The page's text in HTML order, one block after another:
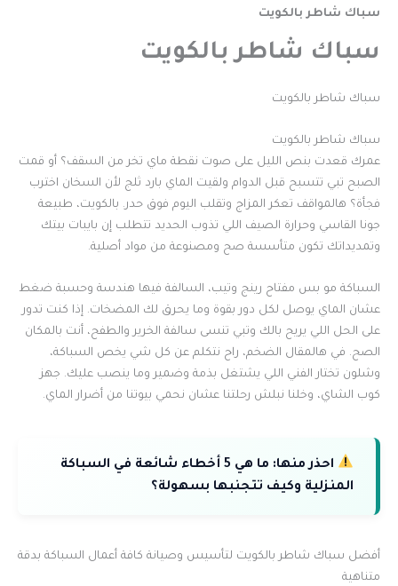
سباك شاطر بالكويت
سباك شاطر بالكويت
سباك شاطر بالكويت
سباك شاطر بالكويت
عمرك قعدت بنص الليل على صوت نقطة ماي تخر من السقف؟ أو قمت
الصبح تبي تتسبح قبل الدوام ولقيت الماي بارد ثلج لأن السخان اخترب
فجأة؟ هالمواقف تعكر المزاج وتقلب اليوم فوق حدر. بالكويت، طبيعة
جونا القاسي وحرارة الصيف اللي تذوب الحديد تتطلب إن بايبات بيتك
وتمديداتك تكون متأسسة صح ومصنوعة من مواد أصلية.
السباكة مو بس مفتاح رينج وتيب، السالفة فيها هندسة وحسبة ضغط
عشان الماي يوصل لكل دور بقوة وما يحرق لك المضخات. إذا كنت تدور
على الحل اللي يريح بالك وتبي تنسى سالفة الخرير والطفح، أنت بالمكان
الصح. في هالمقال الضخم، راح نتكلم عن كل شي يخص السباكة،
وشلون تختار الفني اللي يشتغل بذمة وضمير وما ينصب عليك. جهز
كوب الشاي، وخلنا نبلش رحلتنا عشان نحمي بيوتنا من أضرار الماي.
احذر منها:
ما هي 5 أخطاء شائعة في السباكة
المنزلية وكيف تتجنبها بسهولة؟
أفضل سباك شاطر بالكويت لتأسيس وصيانة كافة أعمال السباكة بدقة
متناهية